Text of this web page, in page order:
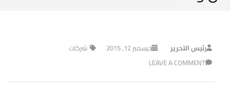
رئيس التحرير ديسمبر 12, 2015
شركات
LEAVE A COMMENT